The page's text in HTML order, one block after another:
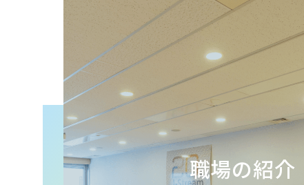
職場の紹介